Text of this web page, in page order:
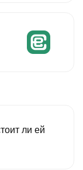
ли ей